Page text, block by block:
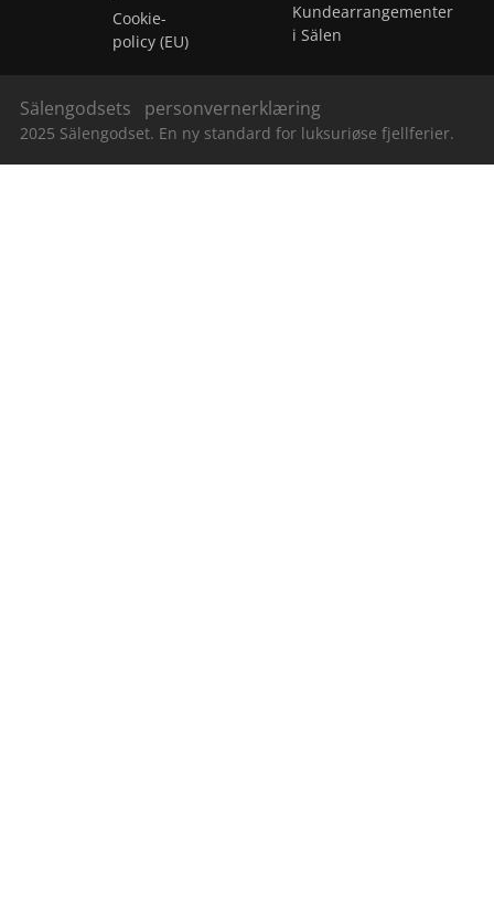
Cookie-
policy (EU)
Kundearrangementer
i Sälen
2025 Sälengodset. En ny standard for luksuriøse fjellferier.
Sälengodsets personvernerklæring